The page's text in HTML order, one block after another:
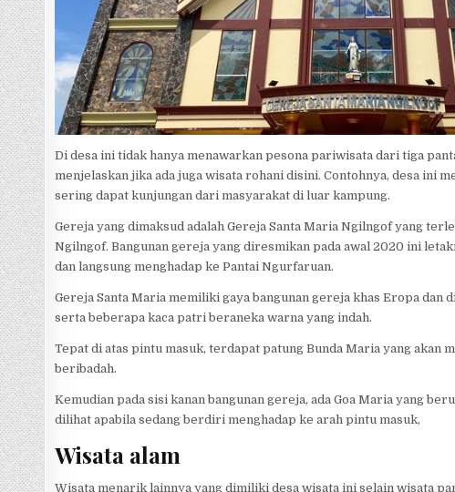
Di desa ini tidak hanya menawarkan pesona pariwisata dari tiga
menjelaskan jika ada juga wisata rohani disini. Contohnya, desa ini
sering dapat kunjungan dari masyarakat di luar kampung.
Gereja yang dimaksud adalah Gereja Santa Maria Ngilngof yang
Ngilngof. Bangunan gereja yang diresmikan pada awal 2020 ini
dan langsung menghadap ke Pantai Ngurfaruan.
Gereja Santa Maria memiliki gaya bangunan gereja khas Eropa dan
serta beberapa kaca patri beraneka warna yang indah.
Tepat di atas pintu masuk, terdapat patung Bunda Maria yang akan
beribadah.
Kemudian pada sisi kanan bangunan gereja, ada Goa Maria yang
dilihat apabila sedang berdiri menghadap ke arah pintu masuk,
Wisata alam
Wisata menarik lainnya yang dimiliki desa wisata ini selain wisata